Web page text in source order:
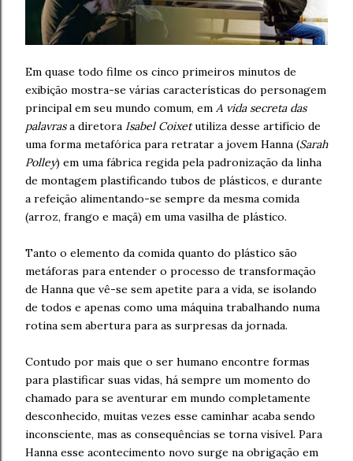
Em quase todo filme os cinco primeiros minutos de
exibição mostra-se várias características do personagem
principal em seu mundo comum, em A vida secreta das
palavrasa diretora Isabel Coixetutiliza desse artifício de
uma forma metafórica para retratar a jovem Hanna (Sarah
Polley) em uma fábrica regida pela padronização da linha
de montagem plastificando tubos de plásticos, e durante
a refeição alimentando-se sempre da mesma comida
(arroz, frango e maçã) em uma vasilha de plástico.
Tanto o elemento da comida quanto do plástico são
metáforas para entender o processo de transformação
de Hanna que vê-se sem apetite para a vida, se isolando
de todos e apenas como uma máquina trabalhando numa
rotina sem abertura para as surpresas da jornada.
Contudo por mais que o ser humano encontre formas
para plastificar suas vidas, há sempre um momento do
chamado para se aventurar em mundo completamente
desconhecido, muitas vezes esse caminhar acaba sendo
inconsciente, mas as consequências se torna visível. Para
Hanna esse acontecimento novo surge na obrigação em